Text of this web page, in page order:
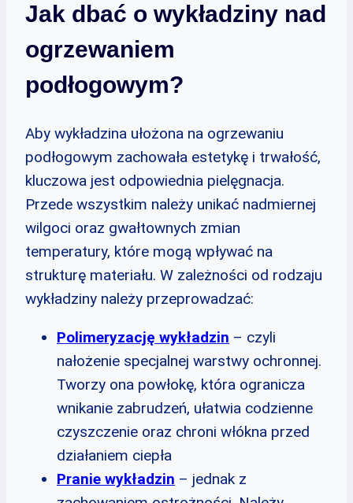
Jak dbać o wykładziny nad
ogrzewaniem
podłogowym?
Aby wykładzina ułożona na ogrzewaniu
podłogowym zachowała estetykę i trwałość,
kluczowa jest odpowiednia pielęgnacja.
Przede wszystkim należy unikać nadmiernej
wilgoci oraz gwałtownych zmian
temperatury, które mogą wpływać na
strukturę materiału. W zależności od rodzaju
wykładziny należy przeprowadzać:
Polimeryzację wykładzin – czyli
nałożenie specjalnej warstwy ochronnej.
Tworzy ona powłokę, która ogranicza
wnikanie zabrudzeń, ułatwia codzienne
czyszczenie oraz chroni włókna przed
działaniem ciepła
Pranie wykładzin – jednak z